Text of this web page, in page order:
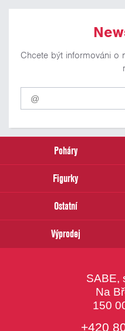
Chcete být informováni o
Pro
odběr
našich
email
Poháry
Figurky
Ostatní
Výprodej
SABE,
Na
150
+420